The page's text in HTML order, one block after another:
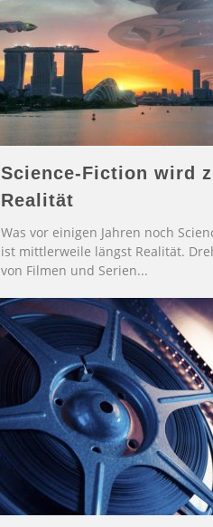
Science-Fiction wird
Realität
Was vor einigen Jahren noch
ist mittlerweile längst Realität.
von Filmen und Serien...